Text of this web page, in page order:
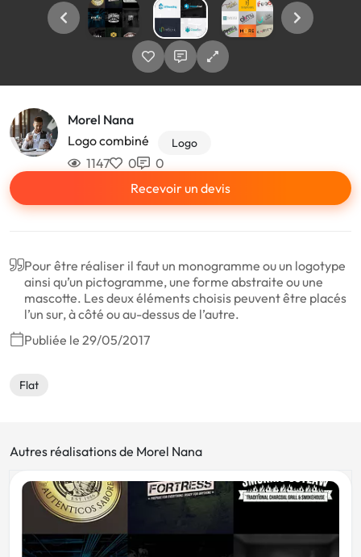
Morel Nana
Logo combiné
Logo
1147 0
0
Recevoir un devis
Pour être réaliser il faut un monogramme ou un logotype
ainsi qu’un pictogramme, une forme abstraite ou une
mascotte. Les deux éléments choisis peuvent être placés
l’un sur, à côté ou au-dessus de l’autre.
Publiée le 29/05/2017
Flat
Autres réalisations de Morel Nana